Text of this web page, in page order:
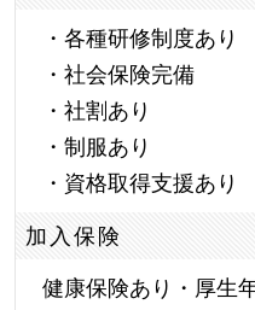
・各種研修制度あり
・社会保険完備
・社割あり
・制服あり
・資格取得支援あり
加入保険
健康保険あり・厚生